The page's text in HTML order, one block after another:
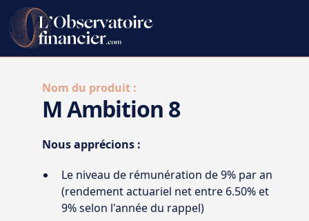
Nom du produit :
M Ambition 8
Nous apprécions :
Le niveau de rémunération de 9% par an
(rendement actuariel net entre 6.50% et
9% selon l'année du rappel)